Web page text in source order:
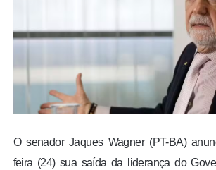
ENTRETENIMENTO
TV LPB
O senador Jaques Wagner (PT-BA)
feira (24) sua saída da liderança do